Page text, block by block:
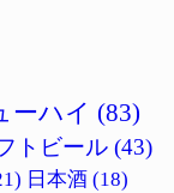
ーハイ (83)
トビール (43)
日本酒 (18)